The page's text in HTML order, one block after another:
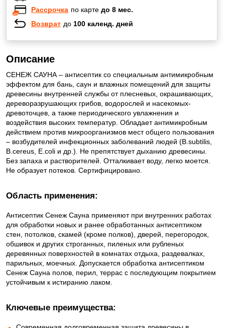
Рассрочка по карте до 8 мес.
Возврат до 100 календ. дней
Описание
СЕНЕЖ САУНА – антисептик со специальным антимикробным
эффектом для бань, саун и влажных помещений для защиты
древесины внутренней службы от плесневых, окрашивающих,
дереворазрушающих грибов, водорослей и насекомых-
древоточцев, а также периодического увлажнения и
воздействия высоких температур. Обладает антимикробным
действием против микроорганизмов мест общего пользования
– возбудителей инфекционных заболеваний людей (B.subtilis,
B.cereus, E.coli и др.). Не препятствует дыханию древесины.
Без запаха и растворителей. Отталкивает воду, легко моется.
Не образует потеков. Сертифицировано.
Область применения:
Антисептик Сенеж Сауна применяют при внутренних работах
для обработки новых и ранее обработанных антисептиком
стен, потолков, скамей (кроме полков), дверей, перегородок,
обшивок и других строганных, пиленых или рубленых
деревянных поверхностей в комнатах отдыха, раздевалках,
парильных, моечных. Допускается обработка антисептиком
Сенеж Сауна полов, перил, террас с последующим покрытием
устойчивым к истиранию лаком.
Ключевые преимущества: